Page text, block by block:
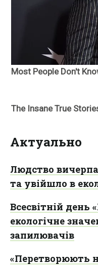
Актуально
Людство
та увійшло в
Всесвітній день
екологічне
запилювачів
«Перетворюють